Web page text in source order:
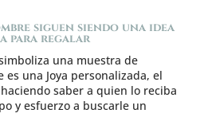
siguen siendo una idea
para regalar
una muestra de
una Joya personalizada, el
saber a quien lo reciba
y esfuerzo a buscarle un